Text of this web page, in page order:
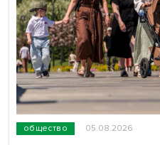
общество 05.08.2026